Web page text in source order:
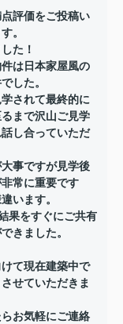
評価をご投稿い
。
た！
は日本家屋風の
した。
されて最終的に
まで沢山ご見学
し合っていただ
事ですが見学後
常に重要です
います。
果をすぐにご共有
きました。
て現在建築中で
せていただきま
お気軽にご連絡